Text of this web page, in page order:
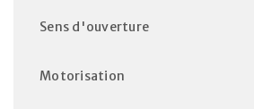
Sens d'ouverture
Motorisation